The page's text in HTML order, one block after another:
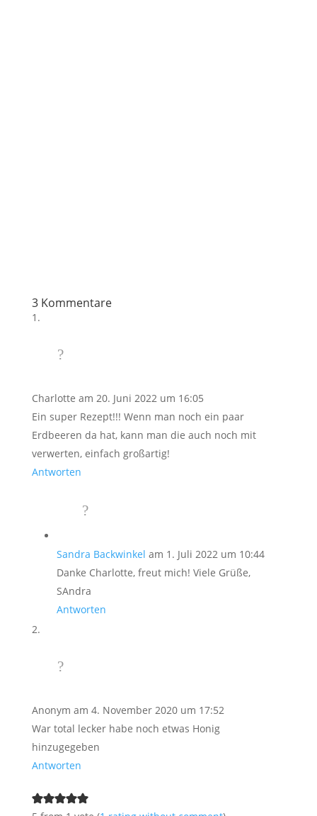
3 Kommentare
Charlotte am 20. Juni 2022 um 16:05
Ein super Rezept!!! Wenn man noch ein paar
Erdbeeren da hat, kann man die auch noch mit
verwerten, einfach großartig!
Antworten
Sandra Backwinkel am 1. Juli 2022 um 10:44
Danke Charlotte, freut mich! Viele Grüße,
SAndra
Antworten
Anonym am 4. November 2020 um 17:52
War total lecker habe noch etwas Honig
hinzugegeben
Antworten